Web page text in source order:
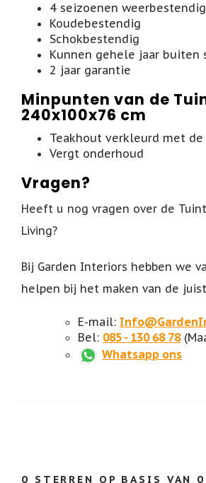
4 seizoenen weerbestendig
Koudebestendig
Schokbestendig
Kunnen gehele jaar buiten
2 jaar garantie
Minpunten van de
240x100x76 cm
Teakhout verkleurd met
Vergt onderhoud
Vragen?
Heeft u nog vragen over de
Living?
Bij Garden Interiors hebben we
helpen bij het maken van de
E-mail:
Bel: 085 - 130 68 78
Whatsapp ons
0 STERREN OP BASIS VAN 0